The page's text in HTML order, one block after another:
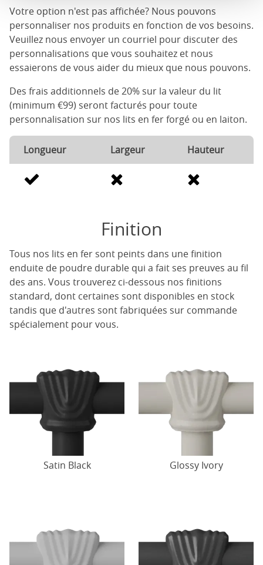
Votre option n'est pas affichée? Nous pouvons
personnaliser nos produits en fonction de vos besoins.
Veuillez nous envoyer un courriel pour discuter des
personnalisations que vous souhaitez et nous
essaierons de vous aider du mieux que nous pouvons.
Des frais additionnels de 20% sur la valeur du lit
(minimum €99) seront facturés pour toute
personnalisation sur nos lits en fer forgé ou en laiton.
Longueur Largeur Hauteur
Finition
Tous nos lits en fer sont peints dans une finition
enduite de poudre durable qui a fait ses preuves au fil
des ans. Vous trouverez ci-dessous nos finitions
standard, dont certaines sont disponibles en stock
tandis que d'autres sont fabriquées sur commande
spécialement pour vous.
Satin Black Glossy Ivory